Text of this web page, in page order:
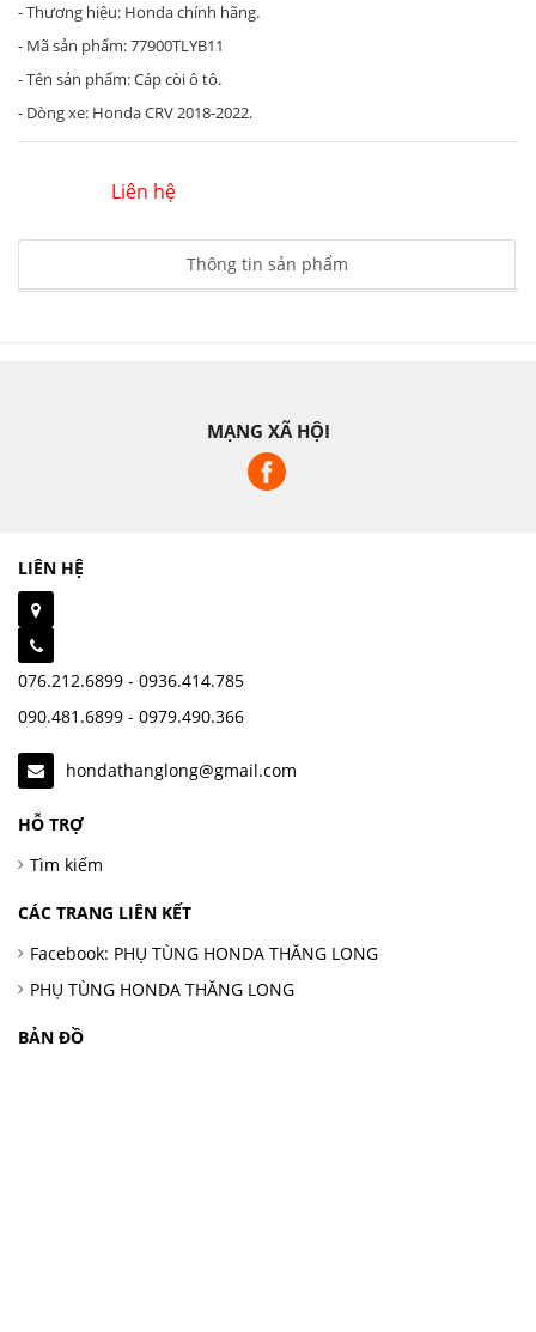
- Thương hiệu: Honda chính hãng.
- Mã sản phẩm: 77900TLYB11
- Tên sản phẩm: Cáp còi ô tô.
- Dòng xe: Honda CRV 2018-2022.
Liên hệ
Thông tin sản phẩm
MẠNG XÃ HỘI
LIÊN HỆ
076.212.6899 - 0936.414.785
090.481.6899 - 0979.490.366
hondathanglong@gmail.com
HỖ TRỢ
Tìm kiếm
CÁC TRANG LIÊN KẾT
Facebook: PHỤ TÙNG HONDA THĂNG LONG
PHỤ TÙNG HONDA THĂNG LONG
BẢN ĐỒ